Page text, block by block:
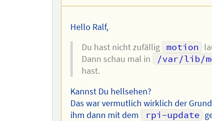
Hello Ralf,
Du hast nicht zufällig
motion
Dann schau mal in
/var/lib/
hast.
Kannst Du hellsehen?
Das war vermutlich wirklich der
ihm dann mit dem
rpi-update